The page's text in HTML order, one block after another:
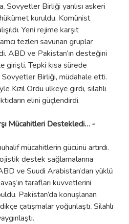
Sovyetler Birliği yanlısı askeri
kuruldu. Komünist
Yeni rejime karşıt
tezleri savunan gruplar
ABD ve Pakistan’ın desteğini
girişti. Tepki kısa sürede
Birliği, müdahale etti.
Kızıl Ordu ülkeye girdi, silahlı
elini güçlendirdi.
Mücahitleri Destekledi… -
mücahitlerin gücünü artırdı.
destek sağlamalarına
ve Suudi Arabistan’dan yüklü
tarafları kuvvetlerini
Pakistan’da konuşlanan
çatışmalar yoğunlaştı. Silahlı